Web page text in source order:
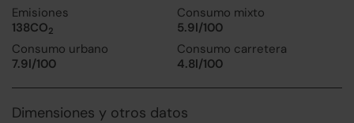
Emisiones
138CO2
Consumo mixto
5.9l/100
Consumo urbano
7.9l/100
Consumo carretera
4.8l/100
Dimensiones y otros datos